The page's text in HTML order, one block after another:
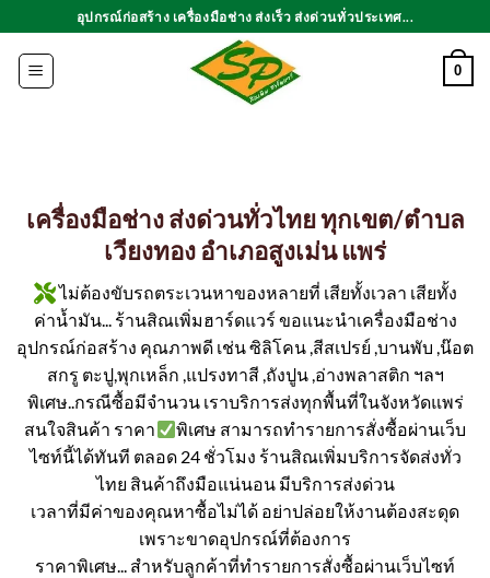
ไป
เนื้อหา
อุปกรณ์ก่อสร้าง เครื่องมือช่าง ส่งเร็ว ส่งด่วนทั่วประเทศ...
0
เครื่องมือช่าง ส่งด่วนทั่วไทย ทุกเขต/ตำบล
เวียงทอง อำเภอสูงเม่น แพร่
ไม่ต้องขับรถตระเวนหาของหลายที่ เสียทั้งเวลา เสียทั้ง
ค่าน้ำมัน... ร้านสิณเพิ่มฮาร์ดแวร์ ขอแนะนำเครื่องมือช่าง
อุปกรณ์ก่อสร้าง คุณภาพดี เช่น ซิลิโคน ,สีสเปรย์ ,บานพับ ,น๊อต
สกรู ตะปู,พุกเหล็ก ,แปรงทาสี ,ถังปูน ,อ่างพลาสติก ฯลฯ
พิเศษ..กรณีซื้อมีจำนวน เราบริการส่งทุกพื้นที่ในจังหวัดแพร่
สนใจสินค้า ราคา
พิเศษ สามารถทำรายการสั่งซื้อผ่านเว็บ
ไซท์นี้ได้ทันที ตลอด 24 ชั่วโมง ร้านสิณเพิ่มบริการจัดส่งทั่ว
ไทย สินค้าถึงมือแน่นอน มีบริการส่งด่วน
เวลาที่มีค่าของคุณหาซื้อไม่ได้ อย่าปล่อยให้งานต้องสะดุด
เพราะขาดอุปกรณ์ที่ต้องการ
ราคาพิเศษ... สำหรับลูกค้าที่ทำรายการสั่งซื้อผ่านเว็บไซท์